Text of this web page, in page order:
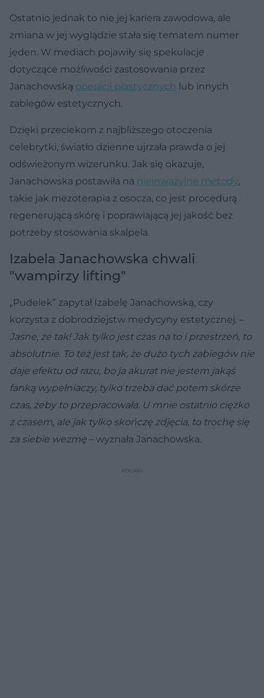
Ostatnio jednak to nie jej kariera zawodowa, ale
zmiana w jej wyglądzie stała się tematem numer
jeden. W mediach pojawiły się spekulacje
dotyczące możliwości zastosowania przez
Janachowską operacji plastycznych lub innych
zabiegów estetycznych.
Dzięki przeciekom z najbliższego otoczenia
celebrytki, światło dzienne ujrzała prawda o jej
odświeżonym wizerunku. Jak się okazuje,
Janachowska postawiła na nieinwazyjne metody,
takie jak mezoterapia z osocza, co jest procedurą
regenerującą skórę i poprawiającą jej jakość bez
potrzeby stosowania skalpela.
Izabela Janachowska chwali
"wampirzy lifting"
„Pudelek” zapytał Izabelę Janachowską, czy
korzysta z dobrodziejstw medycyny estetycznej. –
Jasne, że tak! Jak tylko jest czas na to i przestrzeń, to
absolutnie. To też jest tak, że dużo tych zabiegów nie
daje efektu od razu, bo ja akurat nie jestem jakąś
fanką wypełniaczy, tylko trzeba dać potem skórze
czas, żeby to przepracowała. U mnie ostatnio ciężko
z czasem, ale jak tylko skończę zdjęcia, to trochę się
za siebie wezmę – wyznała Janachowska.